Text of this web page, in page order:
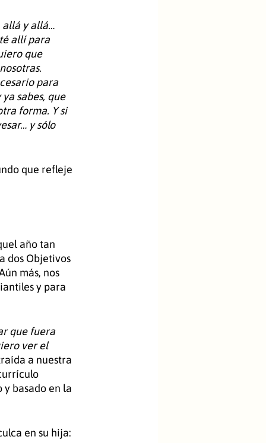
allá y allá…
allí para
que
para
sabes, que
forma. Y si
y sólo
que refleje
año tan
dos Objetivos
más, nos
y para
que fuera
ver el
a nuestra
basado en la
en su hija: